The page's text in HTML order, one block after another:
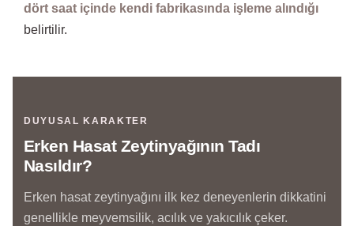
dört saat içinde kendi fabrikasında işleme alındığı
belirtilir.
DUYUSAL KARAKTER
Erken Hasat Zeytinyağının Tadı
Nasıldır?
Erken hasat zeytinyağını ilk kez deneyenlerin dikkatini
genellikle meyvemsilik, acılık ve yakıcılık çeker.